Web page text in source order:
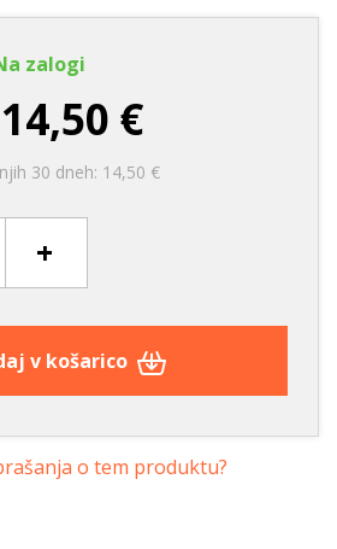
zalogi
14,50 €
30 dneh: 14,50 €
+
v košarico
o tem produktu?